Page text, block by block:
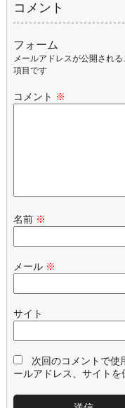
コメント
フォーム
メールアドレスが公開される
項目です
コメント ※
名前 ※
メール ※
サイト
次回のコメントで使
ールアドレス、サイトを